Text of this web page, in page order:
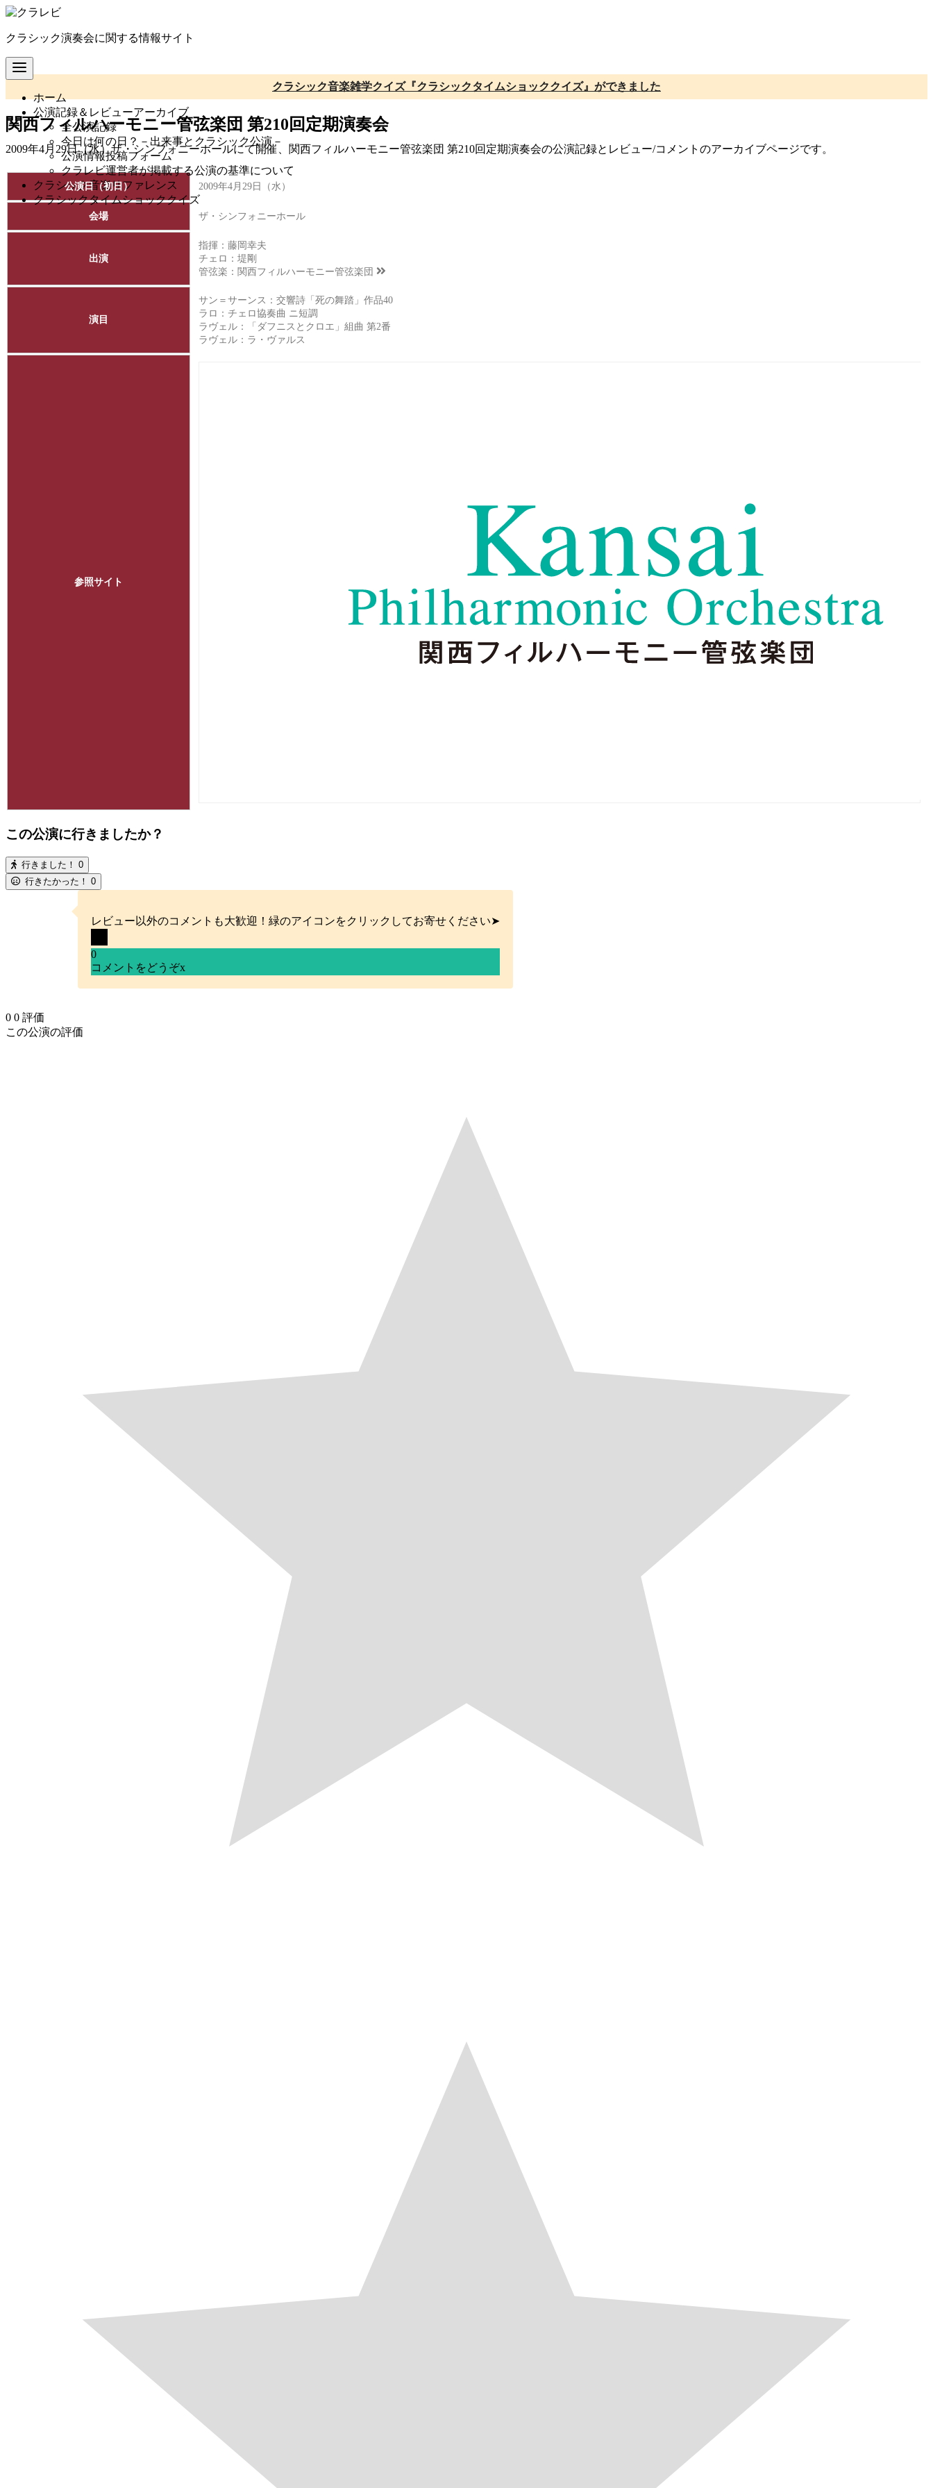
コ
テ
ン
ツ
移
動
クラシック演奏会に関する情報サイト
ホーム
公演記録＆レビューアーカイブ
全公演記録
今日は何の日？－出来事とクラシック公演－
公演情報投稿フォーム
クラレビ運営者が掲載する公演の基準について
クラシック音楽リファレンス
クラシックタイムショッククイズ
クラシック音楽雑学クイズ『クラシックタイムショッククイズ』ができました
関西フィルハーモニー管弦楽団 第210回定期演奏会
2009年4月29日（水）ザ・シンフォニーホールにて開催、関西フィルハーモニー管弦楽団 第210回定期演奏会の公演記録とレビュー/コメントのアーカイブページです。
公演日（初日） 2009年4月29日（水）
会場 ザ・シンフォニーホール
出演
指揮：藤岡幸夫
チェロ：堤剛
管弦楽： 関西フィルハーモニー管弦楽団
演目
サン＝サーンス：交響詩「死の舞踏」作品40
ラロ：チェロ協奏曲 ニ短調
ラヴェル：「ダフニスとクロエ」組曲 第2番
ラヴェル：ラ・ヴァルス
参照サイト
関西フィルハーモニー管弦楽団 - Kansai Philharmonic Orchestra
ン・デュメイ、首席指揮者・藤岡幸夫…
www.kansaiphil.jp
この公演に行きましたか？
行きました！ 0
行きたかった！ 0
レビュー以外のコメントも大歓迎！緑のアイコンをクリックしてお寄せください➤
0
コメントをどうぞx
0 0 評価
この公演の評価